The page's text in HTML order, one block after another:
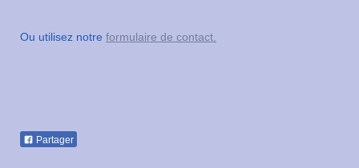
Ou utilisez notre formulaire de contact.
Partager